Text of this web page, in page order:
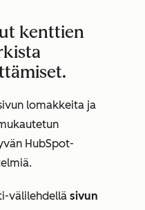
kenttien
lomakkeita ja
HubSpot-
välilehdellä sivun